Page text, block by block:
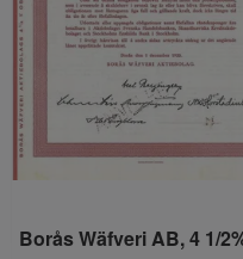
Borås Wäfveri AB, 4 1/